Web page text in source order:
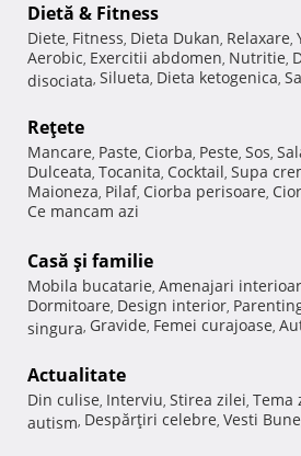
Dietă & Fitness
Diete, Fitness, Dieta Dukan, Relaxare,
Aerobic, Exercitii abdomen, Nutritie,
disociata, Silueta, Dieta ketogenica,
Reţete
Mancare, Paste, Ciorba, Peste, Sos,
Dulceata, Tocanita, Cocktail, Supa
Maioneza, Pilaf, Ciorba perisoare,
Ce mancam azi
Casă şi familie
Mobila bucatarie, Amenajari
Dormitoare, Design interior,
singura, Gravide, Femei curajoase,
Actualitate
Din culise, Interviu, Stirea zilei, Tema
autism, Despărţiri celebre, Vesti Bune